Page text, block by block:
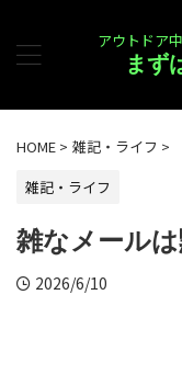
アウトドア
まず
HOME > 雑記・ライフ >
雑記・ライフ
雑なメール
2026/6/10